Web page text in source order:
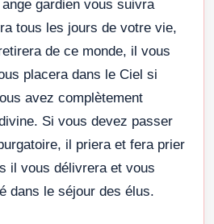
gardien vous suivra
tous les jours de votre vie,
de ce monde, il vous
placera dans le Ciel si
avez complètement
Si vous devez passer
il priera et fera prier
il vous délivrera et vous
dans le séjour des élus.